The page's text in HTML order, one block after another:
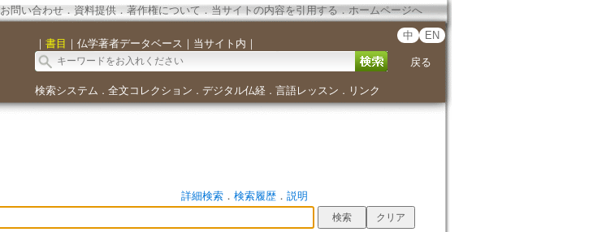
お問い合わせ． 資料提供． 著作権について．当サイトの内容を引用する ． ホームページへ
｜ 書目 ｜ 仏学著者データベース ｜ 当サイト内 ｜
中 EN
戻る
検索システム ． 全文コレクション ． デジタル仏経． 言語レッスン ． リンク
詳細検索． 検索履歴． 説明